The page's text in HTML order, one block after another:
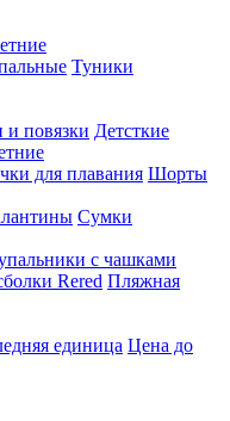
Туники
повязки Детсткие
для плавания Шорты
Сумки
с чашками
Rered Пляжная
единица Цена до